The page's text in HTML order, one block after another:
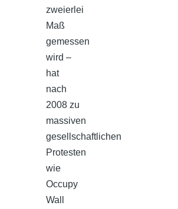
zweierlei
Maß
gemessen
wird –
hat
nach
2008 zu
massiven
gesellschaftlichen
Protesten
wie
Occupy
Wall